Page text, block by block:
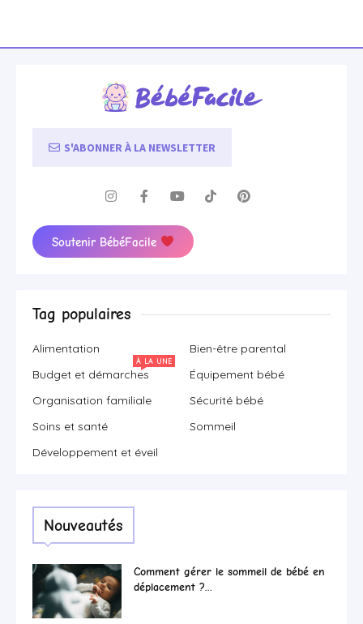
S'ABONNER À LA NEWSLETTER
Soutenir BébéFacile
Tag populaires
Alimentation
Bien-être parental
Budget et démarches
À LA UNE
Équipement bébé
Organisation familiale
Sécurité bébé
Soins et santé
Sommeil
Développement et éveil
Nouveautés
Comment gérer le sommeil de bébé en
déplacement ?...